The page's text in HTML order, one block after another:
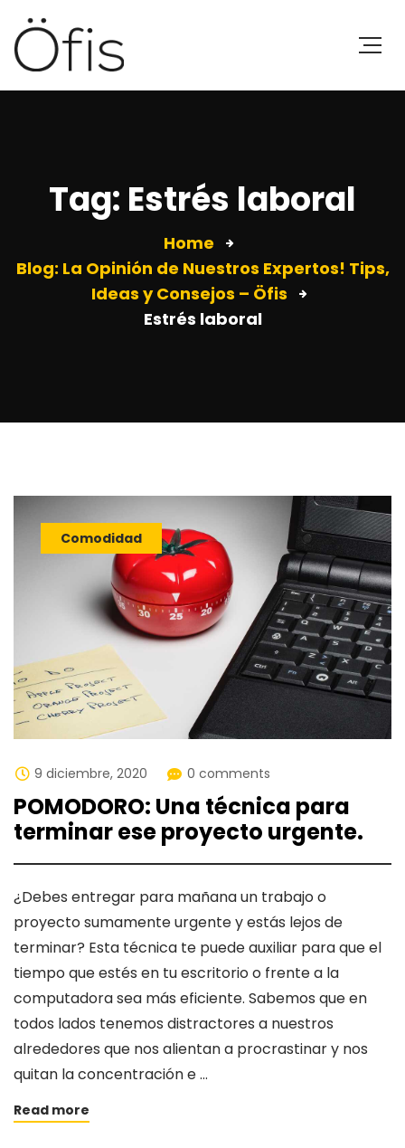
Tag: Estrés laboral
Home
Blog: La Opinión de Nuestros Expertos! Tips,
Ideas y Consejos – Öfis
Estrés laboral
Comodidad
9 diciembre, 2020 0 comments
POMODORO: Una técnica para
terminar ese proyecto urgente.
¿Debes entregar para mañana un trabajo o
proyecto sumamente urgente y estás lejos de
terminar? Esta técnica te puede auxiliar para que el
tiempo que estés en tu escritorio o frente a la
computadora sea más eficiente. Sabemos que en
todos lados tenemos distractores a nuestros
alrededores que nos alientan a procrastinar y nos
quitan la concentración e …
Read more